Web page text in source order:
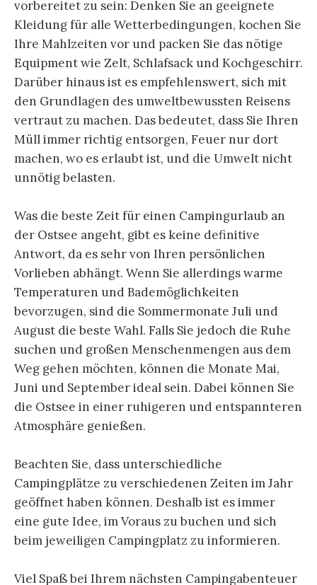
vorbereitet zu sein: Denken Sie an geeignete
Kleidung für alle Wetterbedingungen, kochen Sie
Ihre Mahlzeiten vor und packen Sie das nötige
Equipment wie Zelt, Schlafsack und Kochgeschirr.
Darüber hinaus ist es empfehlenswert, sich mit
den Grundlagen des umweltbewussten Reisens
vertraut zu machen. Das bedeutet, dass Sie Ihren
Müll immer richtig entsorgen, Feuer nur dort
machen, wo es erlaubt ist, und die Umwelt nicht
unnötig belasten.
Was die beste Zeit für einen Campingurlaub an
der Ostsee angeht, gibt es keine definitive
Antwort, da es sehr von Ihren persönlichen
Vorlieben abhängt. Wenn Sie allerdings warme
Temperaturen und Bademöglichkeiten
bevorzugen, sind die Sommermonate Juli und
August die beste Wahl. Falls Sie jedoch die Ruhe
suchen und großen Menschenmengen aus dem
Weg gehen möchten, können die Monate Mai,
Juni und September ideal sein. Dabei können Sie
die Ostsee in einer ruhigeren und entspannteren
Atmosphäre genießen.
Beachten Sie, dass unterschiedliche
Campingplätze zu verschiedenen Zeiten im Jahr
geöffnet haben können. Deshalb ist es immer
eine gute Idee, im Voraus zu buchen und sich
beim jeweiligen Campingplatz zu informieren.
Viel Spaß bei Ihrem nächsten Campingabenteuer